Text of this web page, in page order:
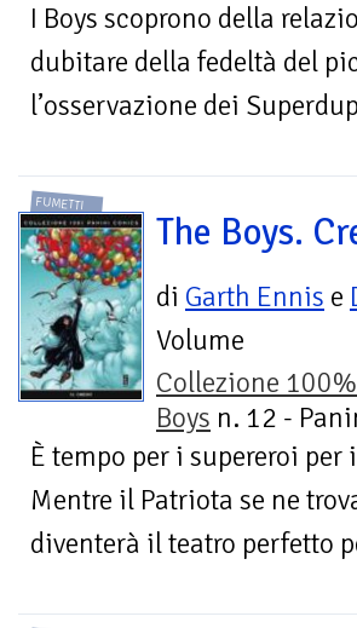
I Boys scoprono della
dubitare della fedeltà del
l’osservazione dei
FUMETTI
The Boys.
di Garth Ennis e
Volume
Collezione
Boys n. 12 -
È tempo per i supereroi
Mentre il Patriota se ne
diventerà il teatro perfetto